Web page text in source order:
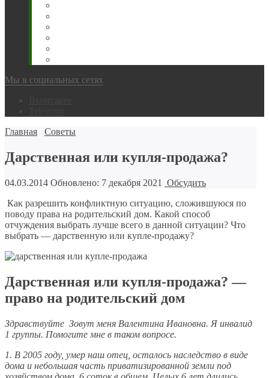
Мы в социальных сетях
Главная
Советы
Дарственная или купля-продажа?
04.03.2014 Обновлено: 7 декабря 2021
Обсудить
Как разрешить конфликтную ситуацию, сложившуюся по
поводу права на родительский дом. Какой способ
отчуждения выбрать лучше всего в данной ситуации? Что
выбрать — дарственную или купле-продажу?
Дарственная или купля-продажа? —
право на родительский дом
Здравствуйте Зовут меня Валентина Ивановна. Я инвалид
1 группы. Помогите мне в таком вопросе.
1. В 2005 году, умер наш отец, осталось наследство в виде
дома и небольшая часть приватизированной земли под